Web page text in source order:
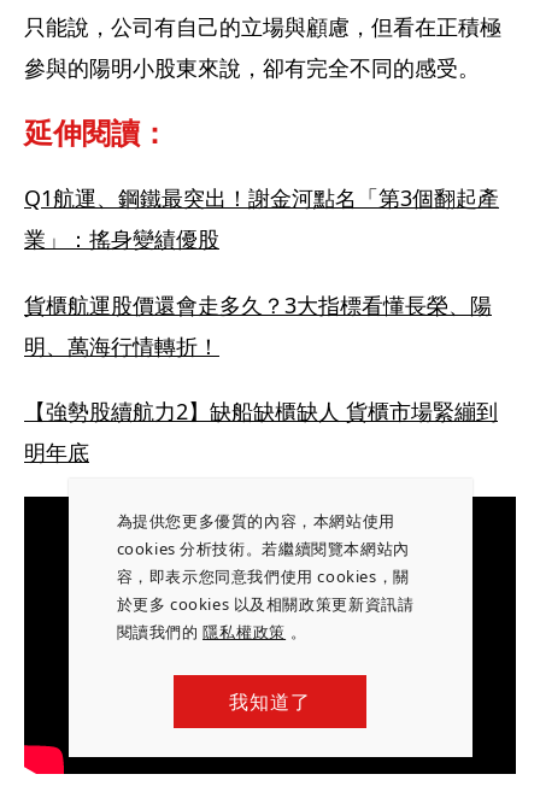
為提供您更多優質的內容，本網站使用
cookies 分析技術。若繼續閱覽本網站內
容，即表示您同意我們使用 cookies，關
於更多 cookies 以及相關政策更新資訊請
閱讀我們的隱私權政策 。
我知道了
只能說，公司有自己的立場與顧慮，但看在正積極
參與的陽明小股東來說，卻有完全不同的感受。
延伸閱讀：
Q1航運、鋼鐵最突出！謝金河點名「第3個翻起產
業」：搖身變績優股
貨櫃航運股價還會走多久？3大指標看懂長榮、陽
明、萬海行情轉折！
【強勢股續航力2】缺船缺櫃缺人 貨櫃市場緊繃到
明年底